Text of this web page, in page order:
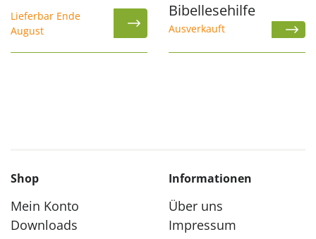
Lieferbar Ende
August
Bibellesehilfe
Ausverkauft
Shop
Mein Konto
Downloads
Informationen
Über uns
Impressum